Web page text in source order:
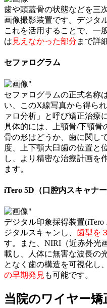
歯や頭蓋骨の状態などを三
画像撮影装置です。デジタ
これを活用することで、一
は 見えなかった部分 まで詳
セファログラム
セファログラムの正式名称
い、このX線写真から得ら
ァロ分析」と呼び矯正治療
具体的には、上顎骨/下顎骨
骨の形はどうか、歯に関し
度、上下顎大臼歯の位置と
し、より精密な治療計画を
ます。
iTero 5D（口腔内スキャナー
デジタル印象採得装置
ジタルスキャンし、 歯型を
す。また、NIRI（近赤外光
載し、人体に無害な波長の
となく歯の構造を可視化し
の早期発見 も可能です。
当院のワイヤー矯